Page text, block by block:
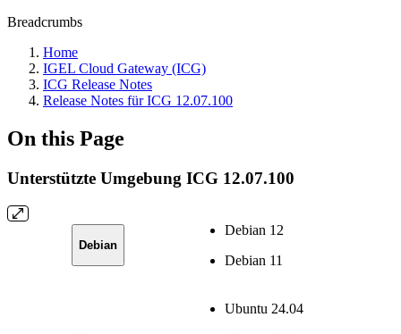
Breadcrumbs
Home
IGEL Cloud Gateway (ICG)
ICG Release Notes
Release Notes für ICG 12.07.100
On this Page
Unterstützte Umgebung ICG 12.07.100
Debian
Debian 12
Debian 11
Ubuntu 24.04